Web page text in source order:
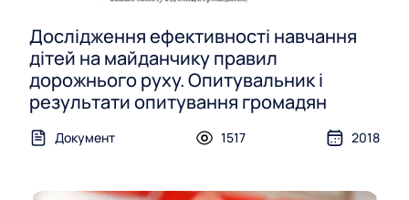
Дослідження ефективності навчання
дітей на майданчику правил
дорожнього руху. Опитувальник і
результати опитування громадян
Документ 1517 2018